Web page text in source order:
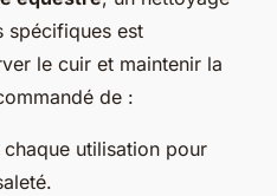
spécifiques est
le cuir et maintenir la
de :
utilisation pour